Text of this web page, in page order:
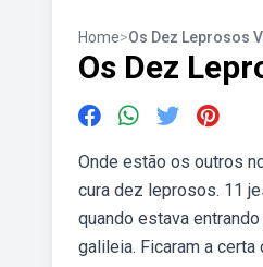
Home>Os Dez Leprosos
Os Dez
Onde estão os outros
cura dez leprosos. 11
quando estava
galileia. Ficaram a